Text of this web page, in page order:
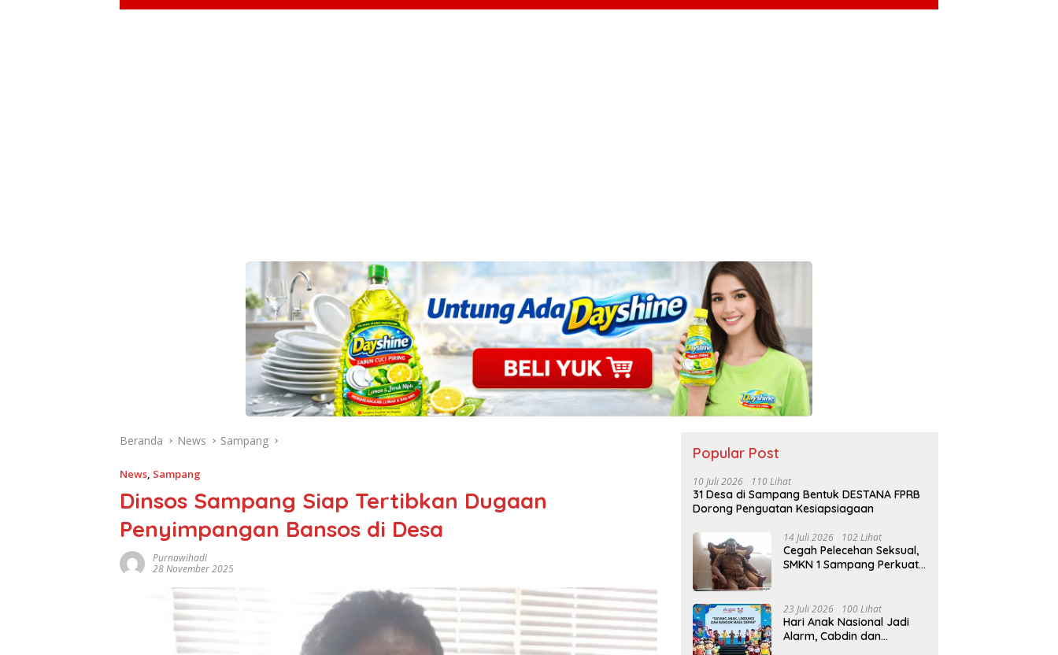
Beranda News Sampang
News, Sampang
Dinsos Sampang Siap Tertibkan Dugaan
Penyimpangan Bansos di Desa
Purnawihadi
28 November 2025
Popular Post
10 Juli 2026 110 Lihat
31 Desa di Sampang Bentuk DESTANA FPRB
Dorong Penguatan Kesiapsiagaan
14 Juli 2026 102 Lihat
Cegah Pelecehan Seksual,
SMKN 1 Sampang Perkuat
23 Juli 2026 100 Lihat
Hari Anak Nasional Jadi
Alarm, Cabdin dan